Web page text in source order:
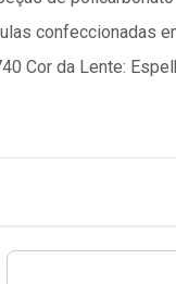
confeccionadas
Cor da Lente: